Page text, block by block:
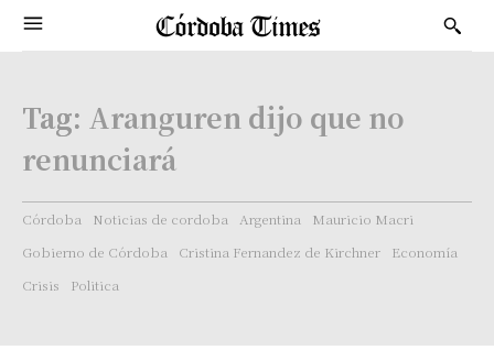
Tag: Aranguren dijo que no
renunciará
Córdoba Noticias de cordoba Argentina
Mauricio Macri
Gobierno de Córdoba
Cristina Fernandez de Kirchner
Economía
Crisis
Politica